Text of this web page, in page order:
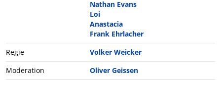
Nathan Evans
Loi
Anastacia
Frank Ehrlacher
Regie
Volker Weicker
Moderation
Oliver Geissen